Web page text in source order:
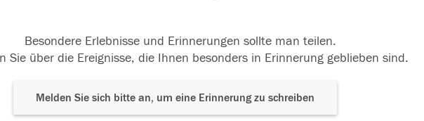
Besondere Erlebnisse und Erinnerungen sollte man teilen.
Sie über die Ereignisse, die Ihnen besonders in Erinnerung geblieben sind.
Melden Sie sich bitte an, um eine Erinnerung zu schreiben